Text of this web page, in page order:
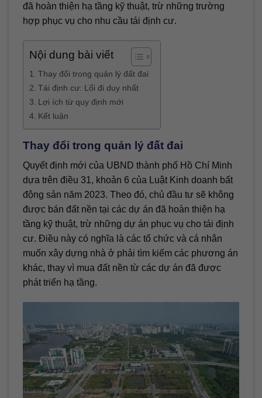
đã hoàn thiện hạ tầng kỹ thuật, trừ những trường
hợp phục vụ cho nhu cầu tái định cư.
Nội dung bài viết
Thay đổi trong quản lý đất đai
Tái định cư: Lối đi duy nhất
Lợi ích từ quy định mới
Kết luận
Thay đổi trong quản lý đất đai
Quyết định mới của UBND thành phố Hồ Chí Minh
dựa trên điều 31, khoản 6 của Luật Kinh doanh bất
động sản năm 2023. Theo đó, chủ đầu tư sẽ không
được bán đất nền tại các dự án đã hoàn thiện hạ
tầng kỹ thuật, trừ những dự án phục vụ cho tái định
cư. Điều này có nghĩa là các tổ chức và cá nhân
muốn xây dựng nhà ở phải tìm kiếm các phương án
khác, thay vì mua đất nền từ các dự án đã được
phát triển hạ tầng.